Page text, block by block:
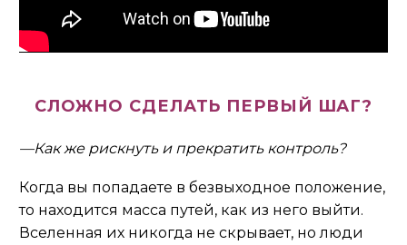
СЛОЖНО СДЕЛАТЬ ПЕРВЫЙ ШАГ?
—Как же рискнуть и прекратить контроль?
Когда вы попадаете в безвыходное положение,
то находится масса путей, как из него выйти.
Вселенная их никогда не скрывает, но люди